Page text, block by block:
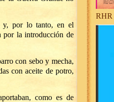
y, por lo tanto, en el
por la introducción de
con sebo y mecha,
con aceite de potro,
como es de
RHR